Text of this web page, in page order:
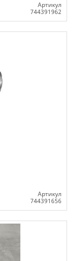
Артикул
744391962
Артикул
744391656